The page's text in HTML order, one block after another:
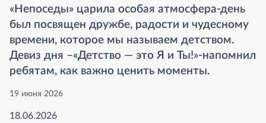
«Непоседы» царила особая атмосфера-день
был посвящен дружбе, радости и чудесному
времени, которое мы называем детством.
Девиз дня –«Детство — это Я и Ты!»-напомнил
ребятам, как важно ценить моменты.
19 июня 2026
18.06.2026